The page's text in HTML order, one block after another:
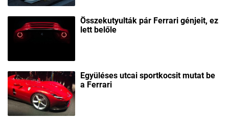
Összekutyulták pár Ferrari génjeit, ez
lett belőle
Együléses utcai sportkocsit mutat be
a Ferrari